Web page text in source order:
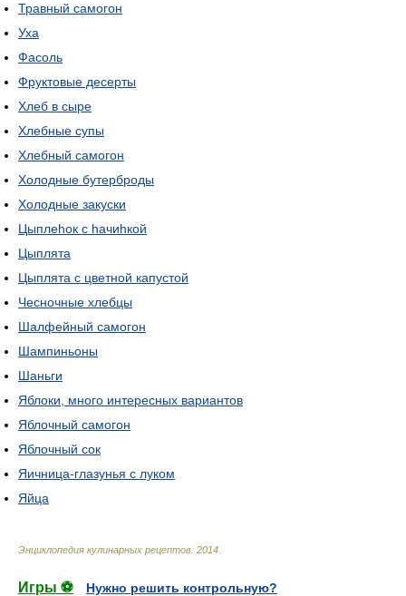
Травный самогон
Уха
Фасоль
Фруктовые десерты
Хлеб в сыре
Хлебные супы
Хлебный самогон
Холодные бутерброды
Холодные закуски
Цыплеhок с hачиhкой
Цыплята
Цыплята с цветной капустой
Чесночные хлебцы
Шалфейный самогон
Шампиньоны
Шаньги
Яблоки, много интересных вариантов
Яблочный самогон
Яблочный сок
Яичница-глазунья с луком
Яйца
Энциклопедия кулинарных рецептов 2014
Игры ⚽
Нужно решить контрольную?